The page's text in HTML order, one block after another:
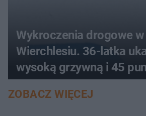
Wykroczenia drogowe
Wierchlesiu. 36-latka
wysoką grzywną i 45
karnymi
ZOBACZ WIĘCEJ